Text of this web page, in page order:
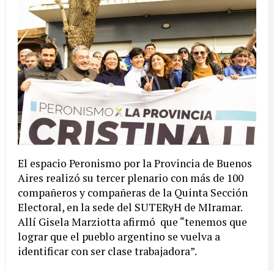
El espacio Peronismo por la Provincia de Buenos
Aires realizó su tercer plenario con más de 100
compañeros y compañeras de la Quinta Sección
Electoral, en la sede del SUTERyH de MIramar.
Allí Gisela Marziotta afirmó que “tenemos que
lograr que el pueblo argentino se vuelva a
identificar con ser clase trabajadora”.